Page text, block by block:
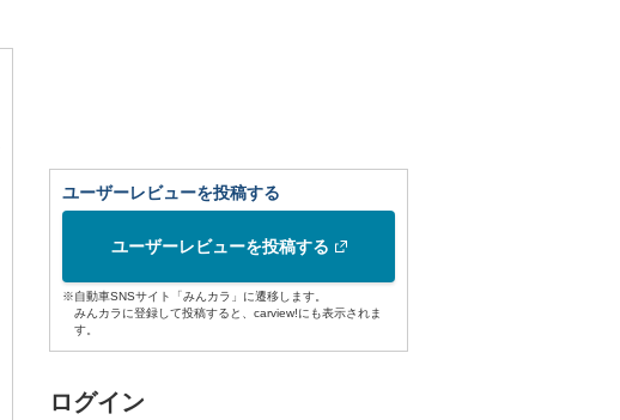
ユーザーレビューを投稿する
ユーザーレビューを投稿する
※自動車SNSサイト「みんカラ」に遷移します。
みんカラに登録して投稿すると、carview!にも表示されま
す。
ログイン